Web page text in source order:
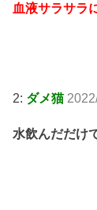
血液サラサラ
2: ダメ猫
水飲んだだけ